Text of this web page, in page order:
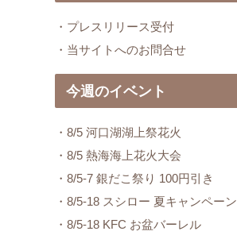
・プレスリリース受付
・当サイトへのお問合せ
今週のイベント
・8/5 河口湖湖上祭花火
・8/5 熱海海上花火大会
・8/5-7 銀だこ祭り 100円引き
・8/5-18 スシロー 夏キャンペーン
・8/5-18 KFC お盆バーレル